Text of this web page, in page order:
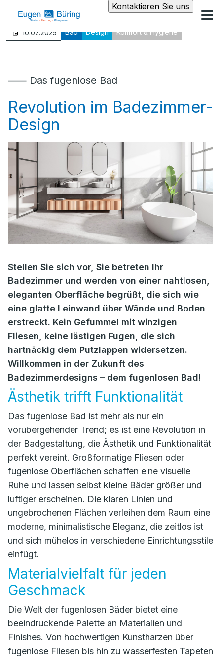
Kontaktieren Sie uns
10.02.2025 Bad Design Komfort & Hygiene
⸺ Das fugenlose Bad
Revolution im Badezimmer-
Design
Stellen Sie sich vor, Sie betreten Ihr
Badezimmer und werden von einer nahtlosen,
eleganten Oberfläche begrüßt, die sich wie
eine glatte Leinwand über Wände und Boden
erstreckt. Kein Gefummel mit winzigen
Fliesen, keine lästigen Fugen, die sich
hartnäckig dem Putzlappen widersetzen.
Willkommen in der Zukunft des
Badezimmerdesigns – dem fugenlosen Bad!
Ästhetik trifft Funktionalität
Das fugenlose Bad ist mehr als nur ein
vorübergehender Trend; es ist eine Revolution in
der Badgestaltung, die Ästhetik und Funktionalität
perfekt vereint. Großformatige Fliesen oder
fugenlose Oberflächen schaffen eine visuelle
Ruhe und lassen selbst kleine Bäder größer und
luftiger erscheinen. Die klaren Linien und
ungebrochenen Flächen verleihen dem Raum eine
moderne, minimalistische Eleganz, die zeitlos ist
und sich mühelos in verschiedene Einrichtungsstile
einfügt.
Materialvielfalt für jeden
Geschmack
Die Welt der fugenlosen Bäder bietet eine
beeindruckende Palette an Materialien und
Finishes. Von hochwertigen Kunstharzen über
fugenlose Fliesen bis hin zu wasserfesten Tapeten